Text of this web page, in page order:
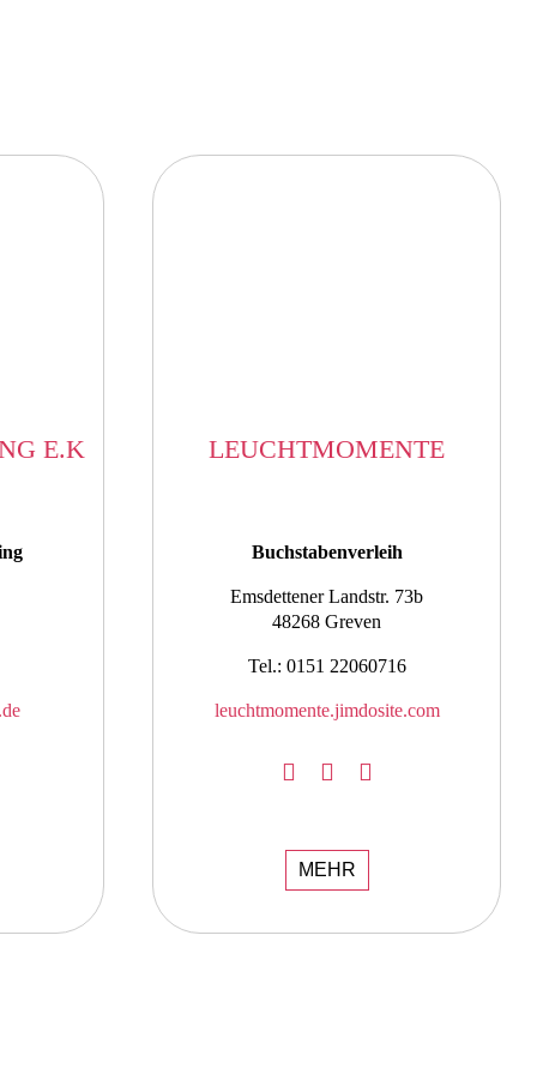
E.K LEUCHTMOMENTE
Buchstabenverleih
Emsdettener Landstr. 73b
48268 Greven
Tel.: 0151 22060716
leuchtmomente.jimdosite.com
MEHR